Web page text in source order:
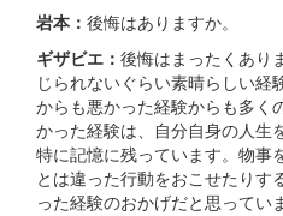
岩本： 後悔はありますか。
ギザビエ： 後悔はまったくあり
じられないぐらい素晴らしい経
からも悪かった経験からも多く
かった経験は、自分自身の人生
特に記憶に残っています。物事
とは違った行動をおこせたりす
った経験のおかげだと思ってい